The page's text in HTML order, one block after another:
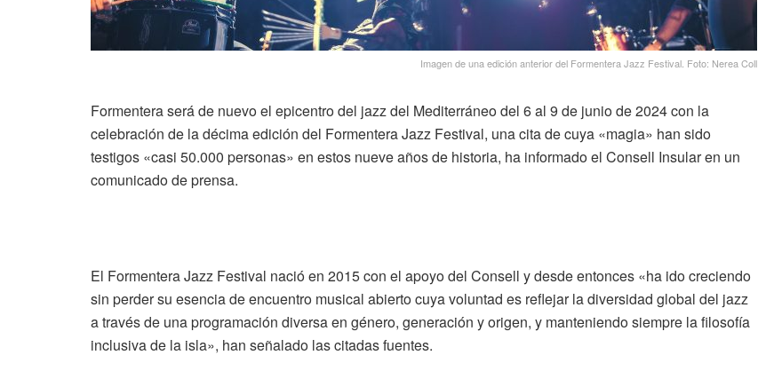
Imagen de una edición anterior del Formentera Jazz Festival. Foto: Nerea Coll
Formentera será de nuevo el epicentro del jazz del Mediterráneo del 6 al 9 de junio de 2024 con la
celebración de la décima edición del Formentera Jazz Festival, una cita de cuya «magia» han sido
testigos «casi 50.000 personas» en estos nueve años de historia, ha informado el Consell Insular en un
comunicado de prensa.
El Formentera Jazz Festival nació en 2015 con el apoyo del Consell y desde entonces «ha ido creciendo
sin perder su esencia de encuentro musical abierto cuya voluntad es reflejar la diversidad global del jazz
a través de una programación diversa en género, generación y origen, y manteniendo siempre la filosofía
inclusiva de la isla», han señalado las citadas fuentes.